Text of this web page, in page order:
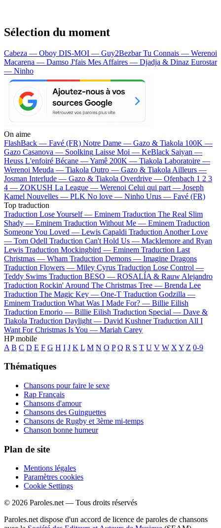
Sélection du moment
Cabeza — Oboy DIS-MOI — Guy2BezbarTu Connais — Werenoi
Macarena — Damso J'fais Mes Affaires — Djadja & Dinaz Eurostar
— Ninho
On aime
FlashBack — Favé (FR) Notre Dame — Gazo & Tiakola 100K —
Gazo Casanova — Soolking Laisse Moi — KeBlack Saiyan —
Heuss L'enfoiré Bécane —Yamê 200K — Tiakola Laboratoire —
Werenoi Meuda — Tiakola Outro — Gazo & Tiakola Ailleurs —
Josman Interlude — Gazo & Tiakola Overdrive — Ofenbach 1 2 3
4 — ZOKUSH La League — Werenoi Celui qui part — Joseph
Kamel Nouvelles — PLK No love — Ninho Urus — Favé (FR)
Top traduction
Traduction Lose Yourself — Eminem Traduction The Real Slim
Shady — Eminem Traduction Without Me — Eminem Traduction
Someone You Loved — Lewis Capaldi Traduction Another Love
— Tom Odell Traduction Can't Hold Us — Macklemore and Ryan
Lewis Traduction Mockingbird — Eminem Traduction Last
Christmas — Wham Traduction Demons — Imagine Dragons
Traduction Flowers — Miley Cyrus Traduction Lose Control —
Teddy Swims Traduction BESO — ROSALÍA & Rauw Alejandro
Traduction Rockin' Around The Christmas Tree — Brenda Lee
Traduction The Magic Key — One-T Traduction Godzilla —
Eminem Traduction What Was I Made For? — Billie Eilish
Traduction Emorio — Billie Eilish Traduction Special — Dave &
Tiakola Traduction Daylight — David Kushner Traduction All I
Want For Christmas Is You — Mariah Carey
HP mobile
A B C D E F G H I J K L M N O P Q R S T U V W X Y Z 0-9
Thématiques
Chansons pour faire le sexe
Rap Français
Chansons d'amour
Chansons des Guinguettes
Chansons de Rugby et 3ème mi-temps
Chanson bonne humeur
Plan de site
Mentions légales
Paramètres cookies
Cookie Settings
© 2026 Paroles.net — Tous droits réservés
Paroles.net dispose d'un accord de licence de paroles de chansons